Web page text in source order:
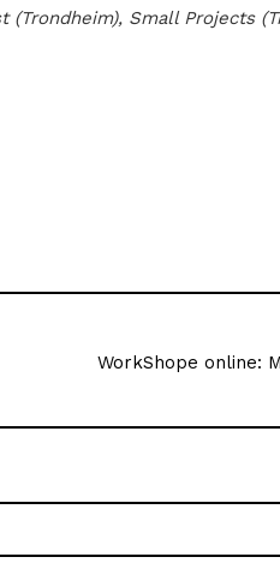
Small Projects
WorkShope online: